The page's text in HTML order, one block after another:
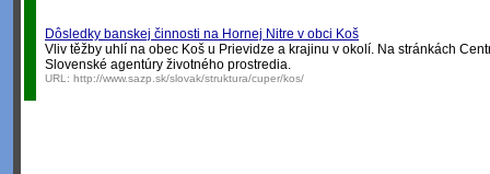
Dôsledky banskej činnosti na Hornej Nitre v obci Koš
Vliv těžby uhlí na obec Koš u Prievidze a krajinu v okolí. Na stránkách
Slovenské agentúry životného prostredia.
URL: http://www.sazp.sk/slovak/struktura/cuper/kos/